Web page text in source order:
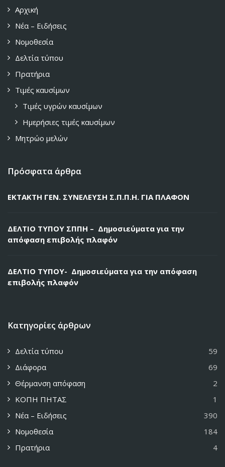
Αρχική
Νέα – Ειδήσεις
Νομοθεσία
Δελτία τύπου
Πρατήρια
Τιμές καυσίμων
Τιμές υγρών καυσίμων
Ημερήσιες τιμές καυσίμων
Μητρώο μελών
Πρόσφατα άρθρα
ΕΚΤΑΚΤΗ ΓΕΝ. ΣΥΝΕΛΕΥΣΗ Σ.Π.Π.Η. ΓΙΑ ΠΛΑΦΟΝ
ΔΕΛΤΙΟ ΤΥΠΟΥ ΣΠΠΗ – Δημοσιεύματα για την
απόφαση επιβολής πλαφόν
ΔΕΛΤΙΟ ΤΥΠΟΥ- Δημοσιεύματα για την απόφαση
επιβολής πλαφόν
Κατηγορίες άρθρων
Δελτία τύπου
59
Διάφορα
69
Θέρμανση απόφαση
2
ΚΟΠΗ ΠΗΤΑΣ
1
Νέα – Ειδήσεις
390
Νομοθεσία
184
Πρατήρια
4